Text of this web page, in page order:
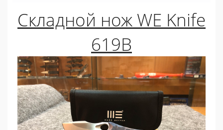
Складной нож WE Knife
619B